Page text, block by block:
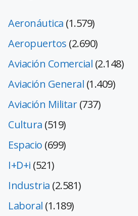
Aeronáutica (1.579)
Aeropuertos (2.690)
Aviación Comercial (2.148)
Aviación General (1.409)
Aviación Militar(737)
Cultura (519)
Espacio (699)
I+D+i (521)
Industria (2.581)
Laboral (1.189)